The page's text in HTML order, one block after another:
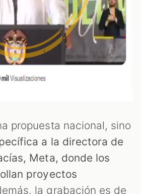
propuesta nacional, sino
a la directora de
Meta, donde los
proyectos
la grabación es de